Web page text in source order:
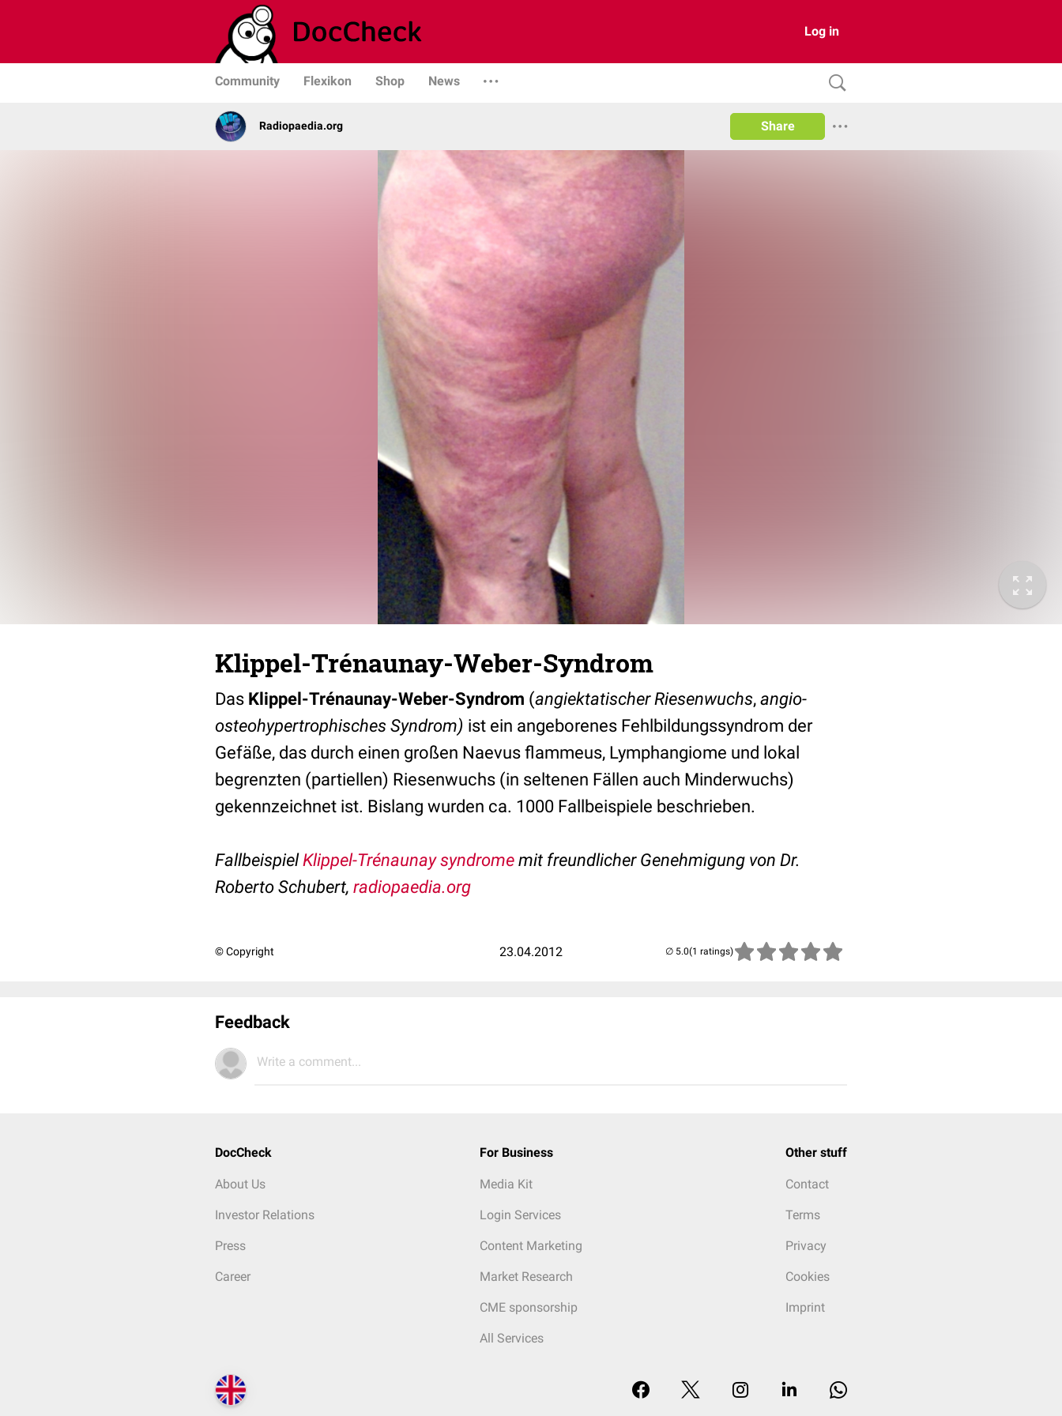
Log in
Community Flexikon Shop News
Radiopaedia.org Share
Klippel-Trénaunay-Weber-Syndrom
Das Klippel-Trénaunay-Weber-Syndrom (angiektatischer Riesenwuchs, angio-
osteohypertrophisches Syndrom) ist ein angeborenes Fehlbildungssyndrom der
Gefäße, das durch einen großen Naevus flammeus, Lymphangiome und lokal
begrenzten (partiellen) Riesenwuchs (in seltenen Fällen auch Minderwuchs)
gekennzeichnet ist. Bislang wurden ca. 1000 Fallbeispiele beschrieben.
FallbeispielKlippel-Trénaunay syndrome mit freundlicher Genehmigung von Dr.
Roberto Schubert, radiopaedia.org
© Copyright 23.04.2012 (1 ratings)
Feedback
Write a comment...
DocCheck
About Us
Investor Relations
Press
Career
For Business
Media Kit
Login Services
Content Marketing
Market Research
CME sponsorship
All Services
Other stuff
Contact
Terms
Privacy
Cookies
Imprint